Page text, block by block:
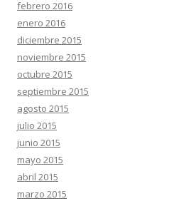
febrero 2016
enero 2016
diciembre 2015
noviembre 2015
octubre 2015
septiembre 2015
agosto 2015
julio 2015
junio 2015
mayo 2015
abril 2015
marzo 2015